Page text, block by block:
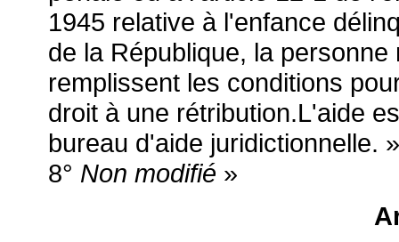
1945 relative à l'enfance
de la République, la
remplissent les conditions
droit à une rétribution.L'aide
bureau d'aide juridictionnelle.
8° Non modifié »